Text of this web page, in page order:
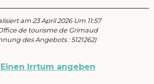
am 23 April 2026 Um 11:57
de tourisme de Grimaud
des Angebots :5121262)
Einen Irrtum angeben